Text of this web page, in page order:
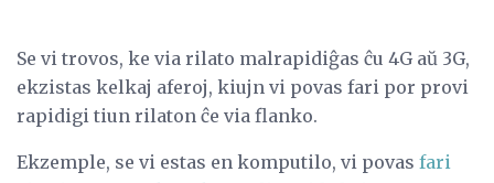
Se vi trovos, ke via rilato malrapidiĝas ĉu 4G aŭ 3G,
ekzistas kelkaj aferoj, kiujn vi povas fari por provi
rapidigi tiun rilaton ĉe via flanko.
Ekzemple, se vi estas en komputilo, vi povas fari